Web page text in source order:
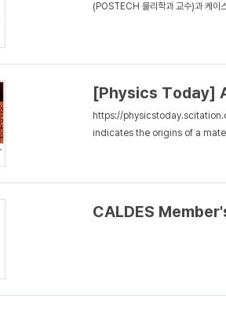
(POSTECH 물리학과 교수)과 케이
[Physics Today]
https://
indicates the origins of a
CALDES